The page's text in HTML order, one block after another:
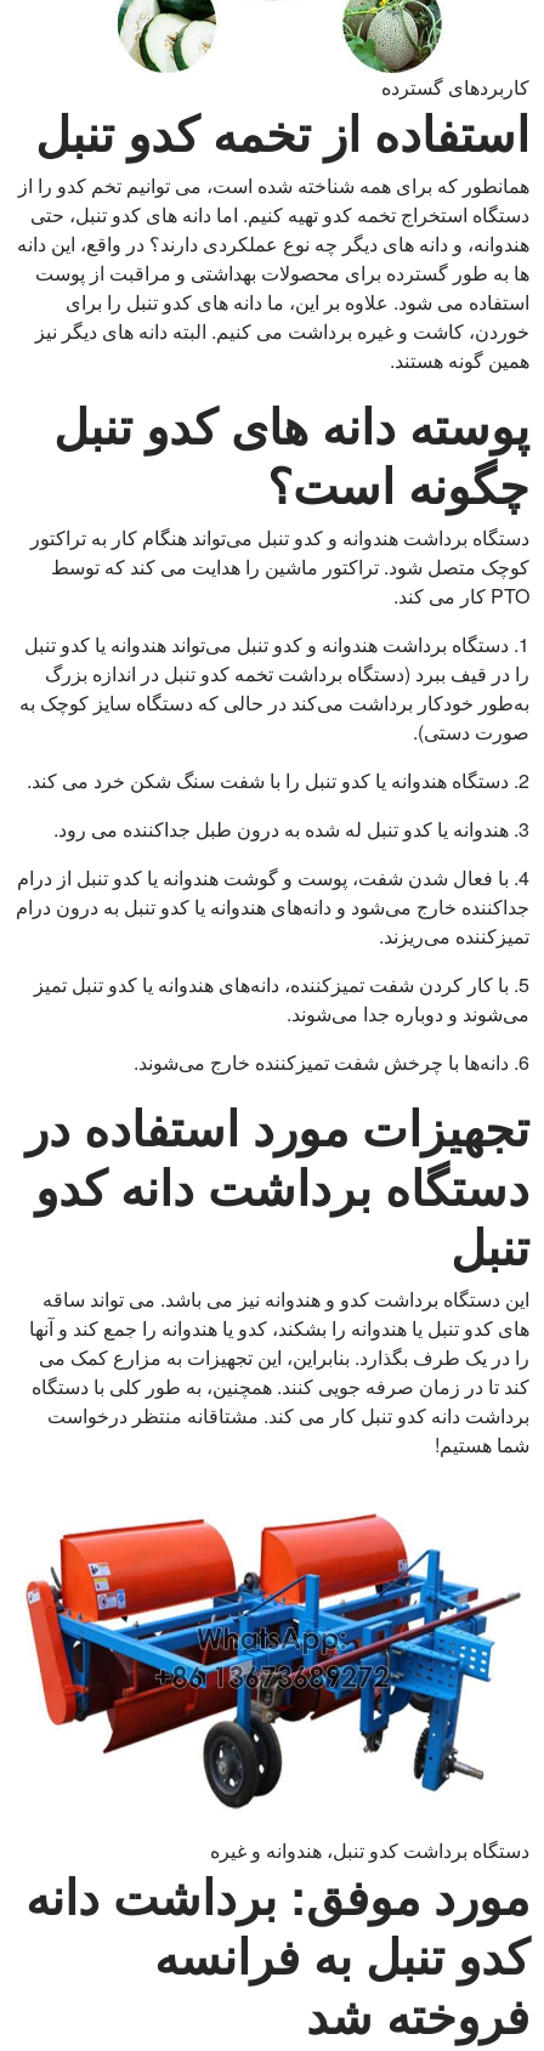
کاربردهای گسترده
استفاده از تخمه کدو تنبل
همانطور که برای همه شناخته شده است، می توانیم تخم کدو را از
دستگاه استخراج تخمه کدو تهیه کنیم. اما دانه های کدو تنبل، حتی
هندوانه، و دانه های دیگر چه نوع عملکردی دارند؟ در واقع، این دانه
ها به طور گسترده برای محصولات بهداشتی و مراقبت از پوست
استفاده می شود. علاوه بر این، ما دانه های کدو تنبل را برای
خوردن، کاشت و غیره برداشت می کنیم. البته دانه های دیگر نیز
همین گونه هستند.
پوسته دانه های کدو تنبل
چگونه است؟
دستگاه برداشت هندوانه و کدو تنبل می‌تواند هنگام کار به تراکتور
کوچک متصل شود. تراکتور ماشین را هدایت می کند که توسط
PTO کار می کند.
1. دستگاه برداشت هندوانه و کدو تنبل می‌تواند هندوانه یا کدو تنبل
را در قیف ببرد (دستگاه برداشت تخمه کدو تنبل در اندازه بزرگ
به‌طور خودکار برداشت می‌کند در حالی که دستگاه سایز کوچک به
صورت دستی).
2. دستگاه هندوانه یا کدو تنبل را با شفت سنگ شکن خرد می کند.
3. هندوانه یا کدو تنبل له شده به درون طبل جداکننده می رود.
4. با فعال شدن شفت، پوست و گوشت هندوانه یا کدو تنبل از درام
جداکننده خارج می‌شود و دانه‌های هندوانه یا کدو تنبل به درون درام
تمیزکننده می‌ریزند.
5. با کار کردن شفت تمیزکننده، دانه‌های هندوانه یا کدو تنبل تمیز
می‌شوند و دوباره جدا می‌شوند.
6. دانه‌ها با چرخش شفت تمیزکننده خارج می‌شوند.
تجهیزات مورد استفاده در
دستگاه برداشت دانه کدو
تنبل
این دستگاه برداشت کدو و هندوانه نیز می باشد. می تواند ساقه
های کدو تنبل یا هندوانه را بشکند، کدو یا هندوانه را جمع کند و آنها
را در یک طرف بگذارد. بنابراین، این تجهیزات به مزارع کمک می
کند تا در زمان صرفه جویی کنند. همچنین، به طور کلی با دستگاه
برداشت دانه کدو تنبل کار می کند. مشتاقانه منتظر درخواست
شما هستیم!
دستگاه برداشت کدو تنبل، هندوانه و غیره
مورد موفق: برداشت دانه
کدو تنبل به فرانسه
فروخته شد